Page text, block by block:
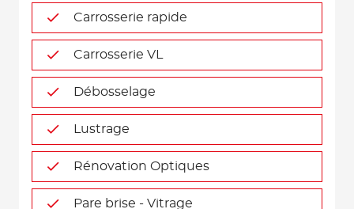
Carrosserie rapide
Carrosserie VL
Débosselage
Lustrage
Rénovation Optiques
Pare brise - Vitrage